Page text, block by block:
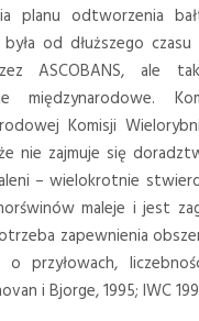
planu odtworzenia
od dłuższego
ASCOBANS, ale
międzynarodowe.
Komisji
nie zajmuje się
– wielokrotnie
maleje i jest
zapewnienia
o przyłowach,
i Bjorge, 1995; IWC